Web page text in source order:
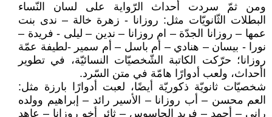
ومن ثمّ سردت أحداث الرّواية على لسان النّساء
البطلات الثّانويّات مثل: روزانا - زهرة خالة – ندى بنت
عمها – روزانا الجدّة – ام روزانا – ندين – ليلى - فريدة –
نورا - بيسان – هنادي – أم باسل – أم سمير -لطيفة عمّة
روزانا؛ حرّكت الكاتبة الشّخصيّات النسائيّة، في تطوير
اأحداث، ولعب أدوارًا هامّة في متن السّرد.
شخصيّات ثانويّة ذكوريّة أيضًا، لعبت أدوارًا بارزة مثل:
العم محسن – أب روزانا – الأسير رائد – إبراهيم وولده
راني – أحمد – فريد الجاسوس – ثائر أخو روزانا – عاهد